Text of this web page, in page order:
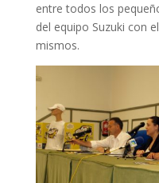
entre todos los
del equipo Suzuki con
mismos.